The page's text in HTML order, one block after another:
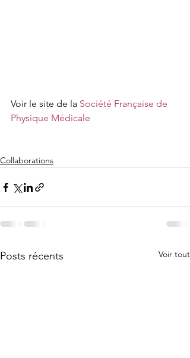
Voir le site de la Société Française de
Physique Médicale
Collaborations
Posts récents Voir tout